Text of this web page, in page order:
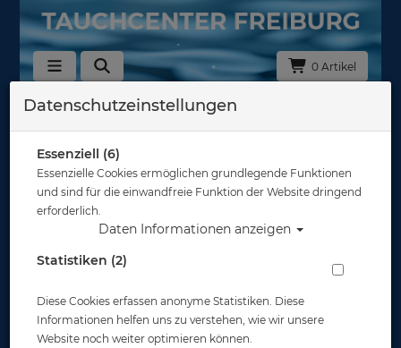
0 Artikel
Zurück
Datenschutzeinstellungen
Essenziell (6)
Essenzielle Cookies ermöglichen grundlegende Funktionen
und sind für die einwandfreie Funktion der Website dringend
erforderlich.
Daten Informationen anzeigen
Statistiken (2)
Diese Cookies erfassen anonyme Statistiken. Diese
Informationen helfen uns zu verstehen, wie wir unsere
Website noch weiter optimieren können.